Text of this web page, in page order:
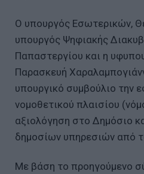
Ο υπουργός Εσωτερικών,
υπουργός Ψηφιακής
Παπαστεργίου και η
Παρασκευή
υπουργικό συμβούλιο την
νομοθετικού πλαισίου
αξιολόγηση στο Δημόσιο
δημοσίων υπηρεσιών από
Με βάση το προηγούμενο